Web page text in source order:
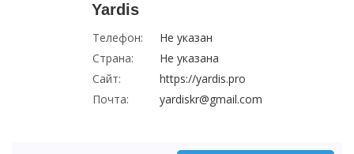
Yardis
Телефон:
Не указан
Страна:
Не указана
Сайт:
https://yardis.pro
Почта:
yardiskr@gmail.com